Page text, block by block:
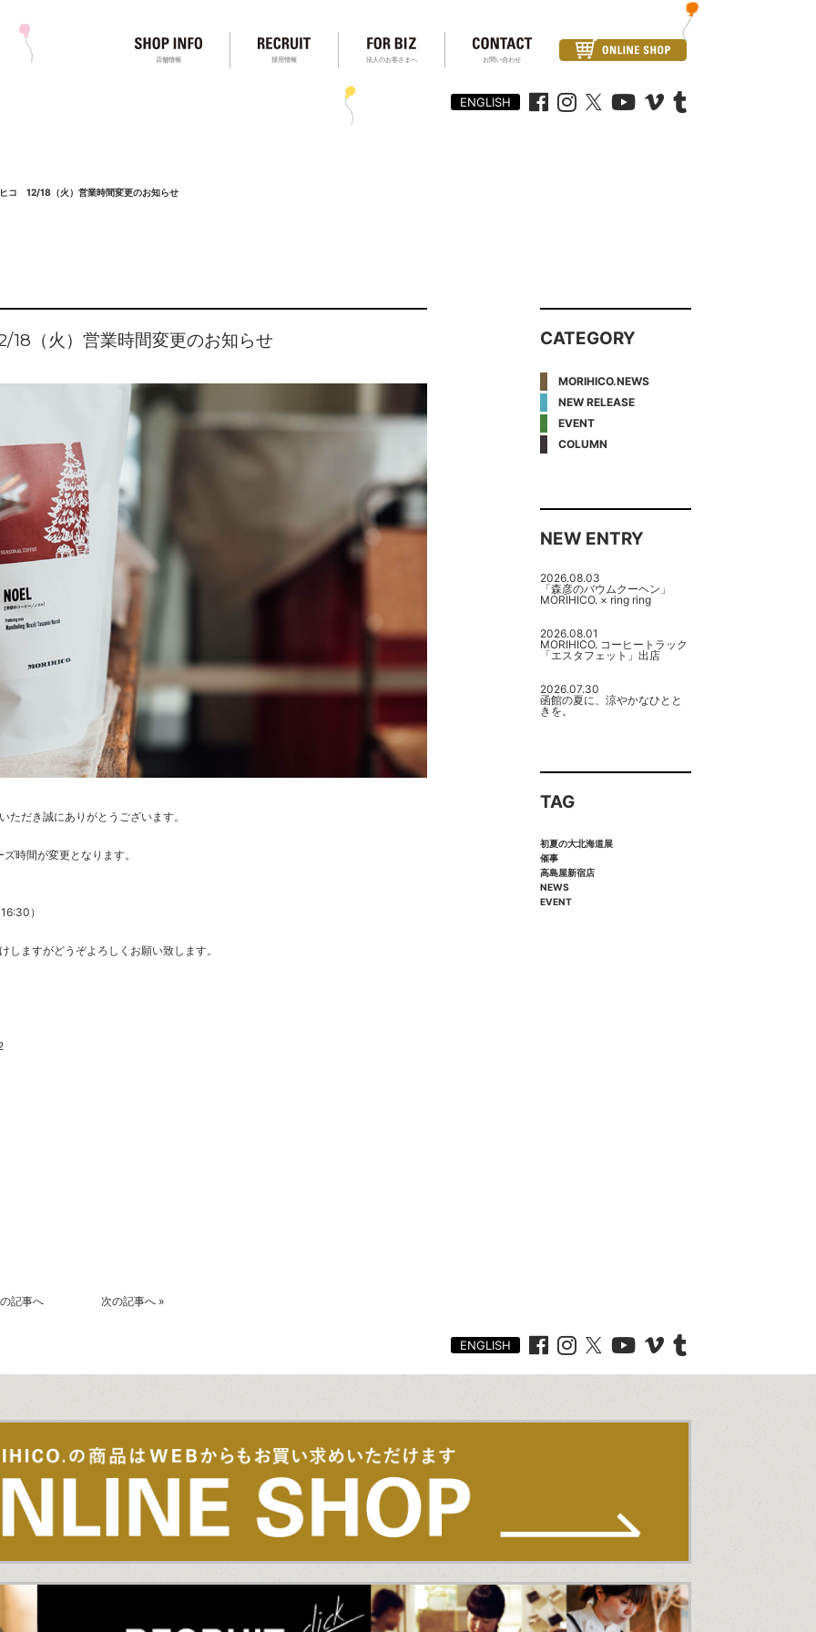
店舗情報 採用情報 法人のお客さまへ お問い合わせ
ENGLISH
コ 12/18（火）営業時間変更のお知らせ
（火）営業時間変更のお知らせ
ただき誠にありがとうございます。
時間が変更となります。
）
しますがどうぞよろしくお願い致します。
記事へ 次の記事へ»
CATEGORY
MORIHICO.NEWS
NEW RELEASE
EVENT
COLUMN
NEW ENTRY
2026.08.03
「森彦のバウムクーヘン」
MORIHICO. × ring ring
2026.08.01
MORIHICO. コーヒートラック
「エスタフェット」出店
2026.07.30
函館の夏に、涼やかなひとと
きを。
TAG
初夏の大北海道展
催事
高島屋新宿店
NEWS
EVENT
ENGLISH